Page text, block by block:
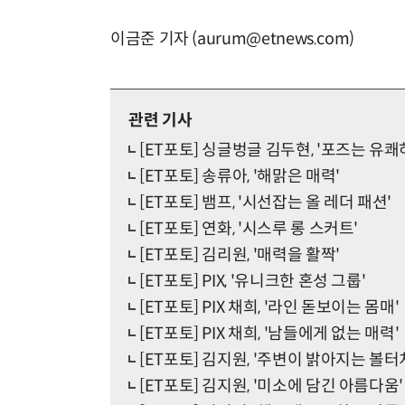
이금준 기자 (aurum@etnews.com)
관련 기사
[ET포토] 싱글벙글 김두현, '포즈는 유쾌
[ET포토] 송류아, '해맑은 매력'
[ET포토] 뱀프, '시선잡는 올 레더 패션'
[ET포토] 연화, '시스루 롱 스커트'
[ET포토] 김리원, '매력을 활짝'
[ET포토] PIX, '유니크한 혼성 그룹'
[ET포토] PIX 채희, '라인 돋보이는 몸매'
[ET포토] PIX 채희, '남들에게 없는 매력'
[ET포토] 김지원, '주변이 밝아지는 볼터
[ET포토] 김지원, '미소에 담긴 아름다움'